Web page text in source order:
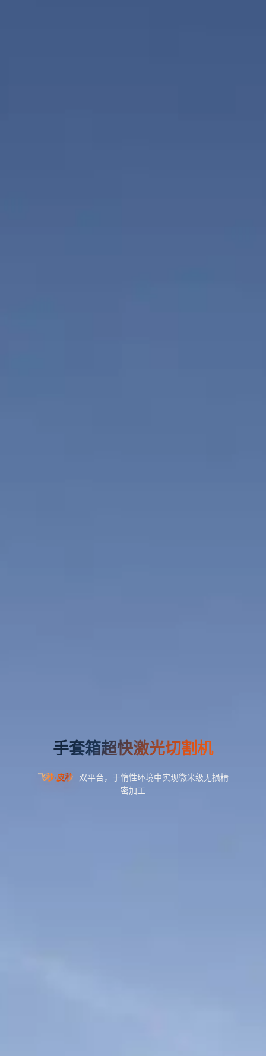
手套箱超快激光切割机
飞秒·皮秒 双平台，于惰性环境中实现微米级无损精
密加工